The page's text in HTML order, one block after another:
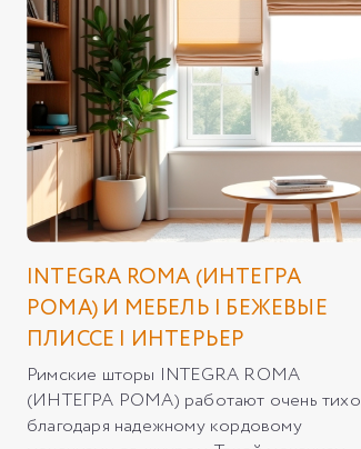
INTEGRA ROMA (ИНТЕГРА
РОМА) И МЕБЕЛЬ | БЕЖЕВЫЕ
ПЛИССЕ | ИНТЕРЬЕР
Римские шторы INTEGRA ROMA
(ИНТЕГРА РОМА) работают очень тихо
благодаря надежному кордовому